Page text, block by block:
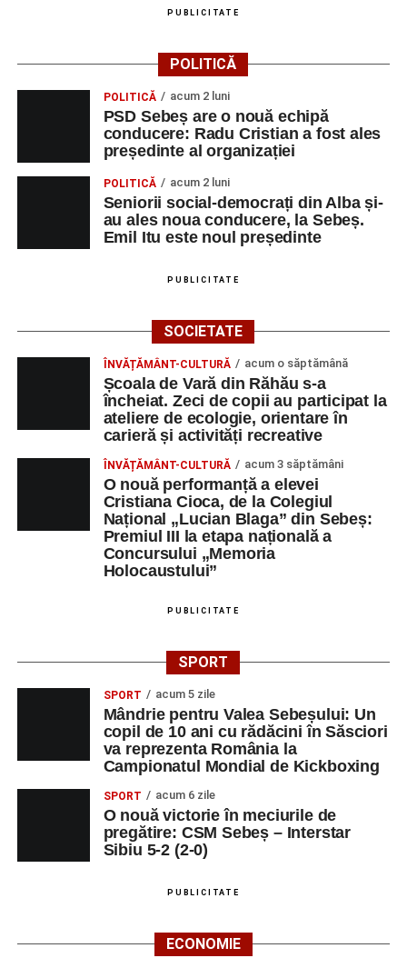
iluminatului public pe timpul nopții, în contextul
apelului la economii al Guvernului Bolojan
Duminică, 23 august 2026, Râpa Roșie găzduiește
cea de-a III-a ediție a concursului „CicloAventurier
de Sebeș”
Primul concert din cadrul String Symphonic Camp
2026 a adus emoție și aplauze la Sebeș
PUBLICITATE
POLITICĂ
POLITICĂ acum 2 luni
PSD Sebeș are o nouă echipă
conducere: Radu Cristian a fost ales
președinte al organizației
POLITICĂ acum 2 luni
Seniorii social-democrați din Alba și-
au ales noua conducere, la Sebeș.
Emil Itu este noul președinte
PUBLICITATE
SOCIETATE
ÎNVĂȚĂMÂNT-CULTURĂ acum o săptămână
Școala de Vară din Răhău s-a
încheiat. Zeci de copii au participat la
ateliere de ecologie, orientare în
carieră și activități recreative
ÎNVĂȚĂMÂNT-CULTURĂ acum 3 săptămâni
O nouă performanță a elevei
Cristiana Cioca, de la Colegiul
Național „Lucian Blaga” din Sebeș:
Premiul III la etapa națională a
Concursului „Memoria
Holocaustului”
PUBLICITATE
SPORT
SPORT acum 5 zile
Mândrie pentru Valea Sebeșului: Un
copil de 10 ani cu rădăcini în Săsciori
va reprezenta România la
Campionatul Mondial de Kickboxing
SPORT acum 6 zile
O nouă victorie în meciurile de
pregătire: CSM Sebeș – Interstar
Sibiu 5-2 (2-0)
PUBLICITATE
ECONOMIE